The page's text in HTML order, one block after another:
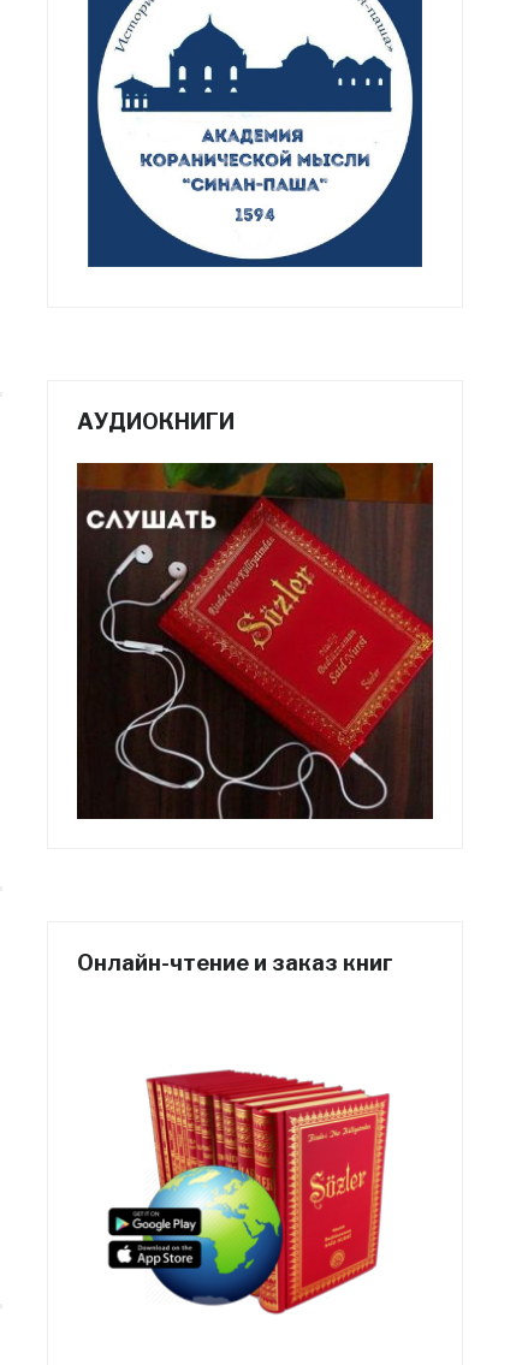
АУДИОКНИГИ
Онлайн-чтение и заказ книг